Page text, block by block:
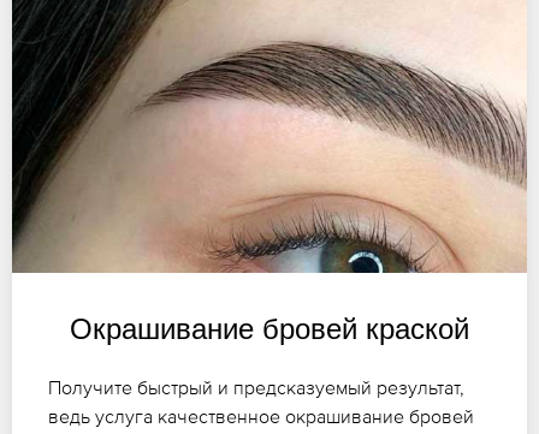
Окрашивание бровей краской
Получите быстрый и предсказуемый результат,
ведь услуга качественное окрашивание бровей